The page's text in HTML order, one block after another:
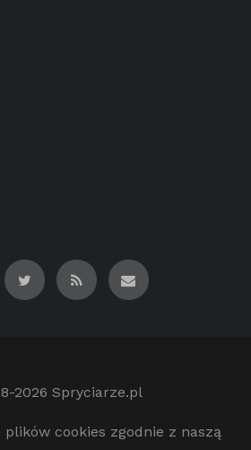
2026 Spryciarze.pl
cookies zgodnie z naszą